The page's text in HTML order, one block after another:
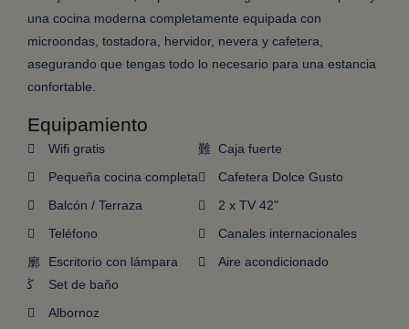
una cocina moderna completamente equipada con
microondas, tostadora, hervidor, nevera y cafetera,
asegurando que tengas todo lo necesario para una estancia
confortable.
Equipamiento
Wifi gratis
Pequeña cocina completa
Balcón / Terraza
Teléfono
Escritorio con lámpara
Caja fuerte
Cafetera Dolce Gusto
2 x TV 42"
Canales internacionales
Aire acondicionado
Set de baño
Albornoz